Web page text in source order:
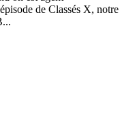
de Classés X, notre